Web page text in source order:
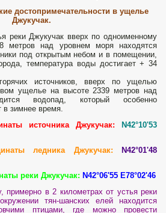
достопримечательности в ущелье
Джукучак.
реки Джукучак вверх по одноименному
метров над уровнем моря находятся
под открытым небом и в помещении,
температура воды достигает + 34
источников, вверх по ущелью
ущелье на высоте 2339 метров над
водопад, который особенно
в зимнее время.
источника Джукучак: N42°10'53
ледника Джукучак:
N42°01'48
реки Джукучак: N42°06'55 E78°02'46
в 2 километрах от устья реки
тян-шанских елей находится
птицами, где можно провести